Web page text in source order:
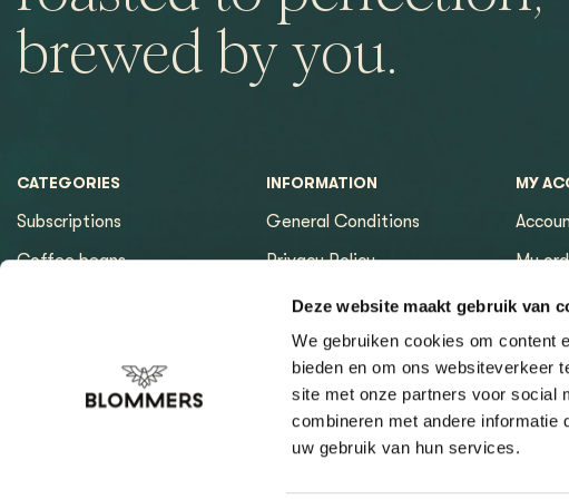
Deze website maakt gebruik van
We gebruiken cookies om content
bieden en om ons websiteverkeer
site met onze partners voor social
combineren met andere informatie
uw gebruik van hun services.
brewed by you.
CATEGORIES
Subscriptions
Coffee beans
Espresso tools
INFORMATION
General Conditions
Privacy Policy
Payment methods
Returns
Contact & Opening hours
Sitemap page
Coffee Finder
MY
My
My